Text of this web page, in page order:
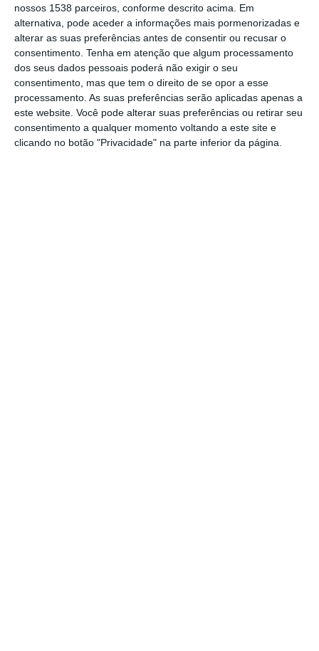
nossos 1538 parceiros, conforme descrito acima. Em
alternativa, pode aceder a informações mais pormenorizadas e
alterar as suas preferências antes de consentir ou recusar o
consentimento. Tenha em atenção que algum processamento
dos seus dados pessoais poderá não exigir o seu
consentimento, mas que tem o direito de se opor a esse
processamento. As suas preferências serão aplicadas apenas a
este website. Você pode alterar suas preferências ou retirar seu
consentimento a qualquer momento voltando a este site e
clicando no botão "Privacidade" na parte inferior da página.
Você Me Entende”, que tem agendada
passagem por Santarém a 21 de março.
“Se É Que Você Me Entende”é um
espectáculo totalmente autoral,
onde Raphael apresenta um espectáculo de
comédia “de cara limpa”, sem o auxílio de